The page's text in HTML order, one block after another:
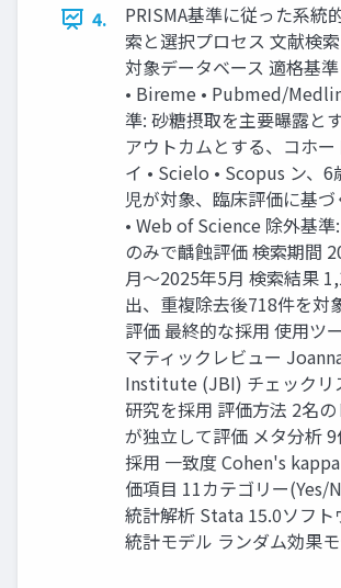
4.
PRISMA基準に従った系統
索と選択プロセス 文献検
対象データベース 適格基
• Bireme • Pubmed/
準: 砂糖摂取を主要曝露と
アウトカムとする、コホ
イ • Scielo • Scopus ン、
児が対象、臨床評価に基
• Web of Science 除外基準
のみで齲蝕評価 検索期間
月〜2025年5月 検索結果
出、重複除去後718件を対
評価 最終的な採用 使用ツ
マティックレビュー
Institute (JBI) チェックリ
研究を採用 評価方法 2名の
が独立して評価 メタ分析
採用 一致度 Cohen's
価項目 11カテゴリー(Yes/
統計解析 Stata 15.0ソフト
統計モデル ランダム効果